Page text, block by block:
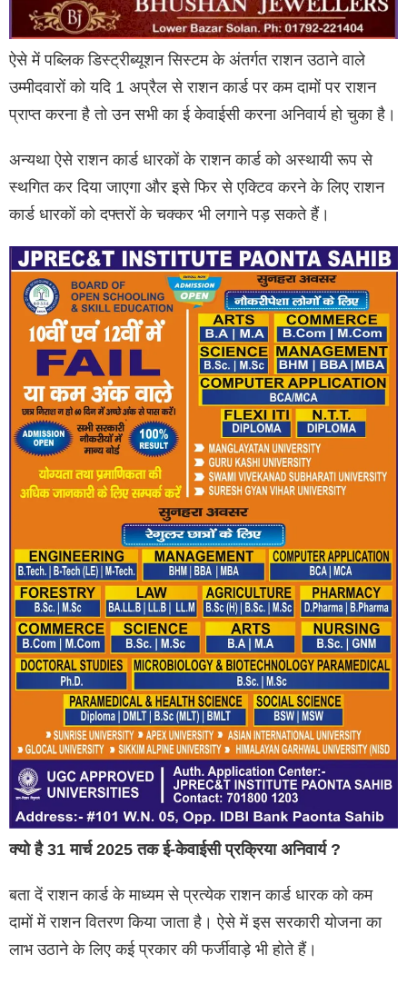
ऐसे में पब्लिक डिस्ट्रीब्यूशन सिस्टम के अंतर्गत राशन उठाने वाले
उम्मीदवारों को यदि 1 अप्रैल से राशन कार्ड पर कम दामों पर राशन
प्राप्त करना है तो उन सभी का ई केवाईसी करना अनिवार्य हो चुका है।
अन्यथा ऐसे राशन कार्ड धारकों के राशन कार्ड को अस्थायी रूप से
स्थगित कर दिया जाएगा और इसे फिर से एक्टिव करने के लिए राशन
कार्ड धारकों को दफ्तरों के चक्कर भी लगाने पड़ सकते हैं।
क्यो है 31 मार्च 2025 तक ई-केवाईसी प्रक्रिया अनिवार्य ?
बता दें राशन कार्ड के माध्यम से प्रत्येक राशन कार्ड धारक को कम
दामों में राशन वितरण किया जाता है। ऐसे में इस सरकारी योजना का
लाभ उठाने के लिए कई प्रकार की फर्जीवाड़े भी होते हैं।